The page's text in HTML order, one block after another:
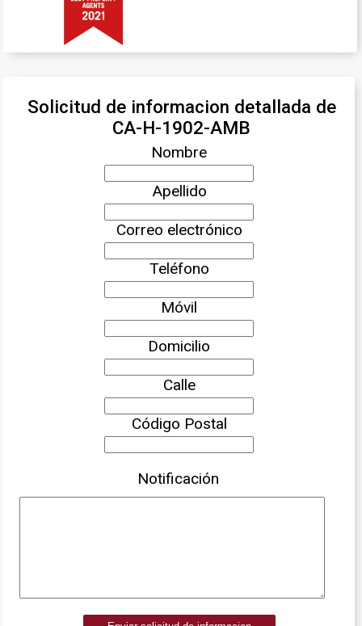
Solicitud de informacion detallada de
CA-H-1902-AMB
Nombre
Apellido
Correo electrónico
Teléfono
Móvil
Domicilio
Calle
Código Postal
Notificación